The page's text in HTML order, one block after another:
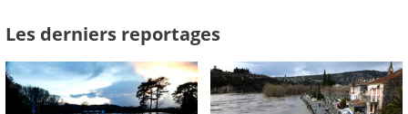
Les derniers reportages